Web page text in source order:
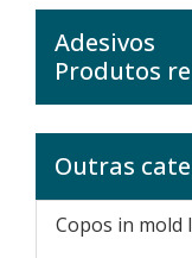
Adesivos
Produtos
Outras
Copos in mold